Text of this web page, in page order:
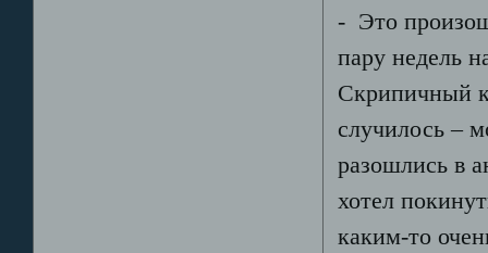
- Это
пару недель
Скрипичный
случилось –
разошлись в
хотел
каким-то